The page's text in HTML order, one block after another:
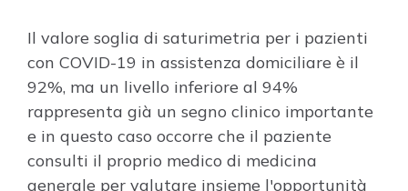
Il valore soglia di saturimetria per i pazienti
con COVID-19 in assistenza domiciliare è il
92%, ma un livello inferiore al 94%
rappresenta già un segno clinico importante
e in questo caso occorre che il paziente
consulti il proprio medico di medicina
generale per valutare insieme l'opportunità